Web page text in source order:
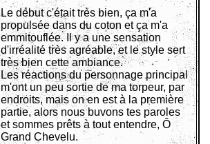
Le début c'était très bien, ça m'a
propulsée dans du coton et ça m'a
emmitouflée. Il y a une sensation
d'irréalité très agréable, et le style sert
très bien cette ambiance.
Les réactions du personnage principal
m'ont un peu sortie de ma torpeur, par
endroits, mais on en est à la première
partie, alors nous buvons tes paroles
et sommes prêts à tout entendre, Ô
Grand Chevelu.